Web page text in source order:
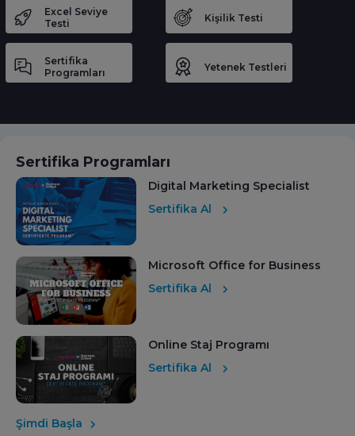
Excel Seviye
Testi
Kişilik Testi
Sertifika
Programları
Yetenek Testleri
Sertifika Programları
Digital Marketing Specialist
Sertifika Al
Microsoft Office for Business
Sertifika Al
Online Staj Programı
Sertifika Al
Şimdi Başla